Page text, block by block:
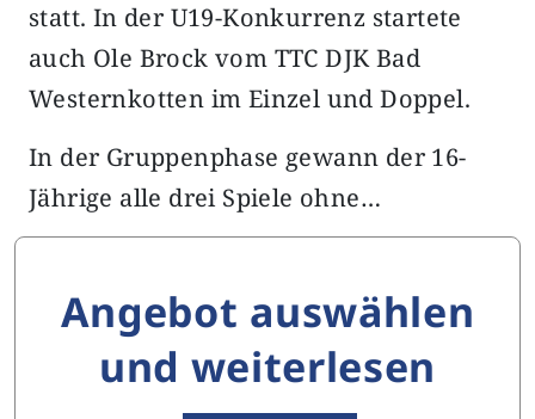
statt. In der U19-Konkurrenz startete
auch Ole Brock vom TTC DJK Bad
Westernkotten im Einzel und Doppel.
In der Gruppenphase gewann der 16-
Jährige alle drei Spiele ohne…
Angebot auswählen
und weiterlesen